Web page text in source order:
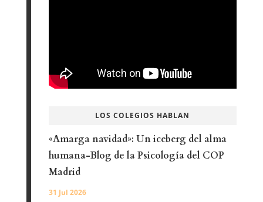
LOS COLEGIOS HABLAN
«Amarga navidad»: Un iceberg del alma
humana-Blog de la Psicología del COP
Madrid
31 Jul 2026